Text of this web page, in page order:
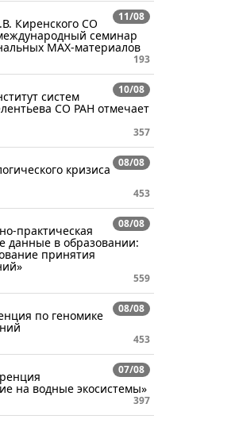
11/08
Киренского СО
семинар
MAX-материалов
193
10/08
систем
СО РАН отмечает
357
08/08
кризиса
453
08/08
практическая
данные в образовании:
принятия
559
08/08
по геномике
453
07/08
на водные экосистемы»
397